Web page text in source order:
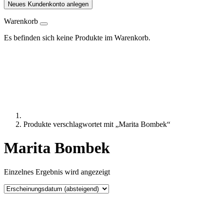
Neues Kundenkonto anlegen
Warenkorb
Es befinden sich keine Produkte im Warenkorb.
Produkte verschlagwortet mit „Marita Bombek“
Marita Bombek
Einzelnes Ergebnis wird angezeigt